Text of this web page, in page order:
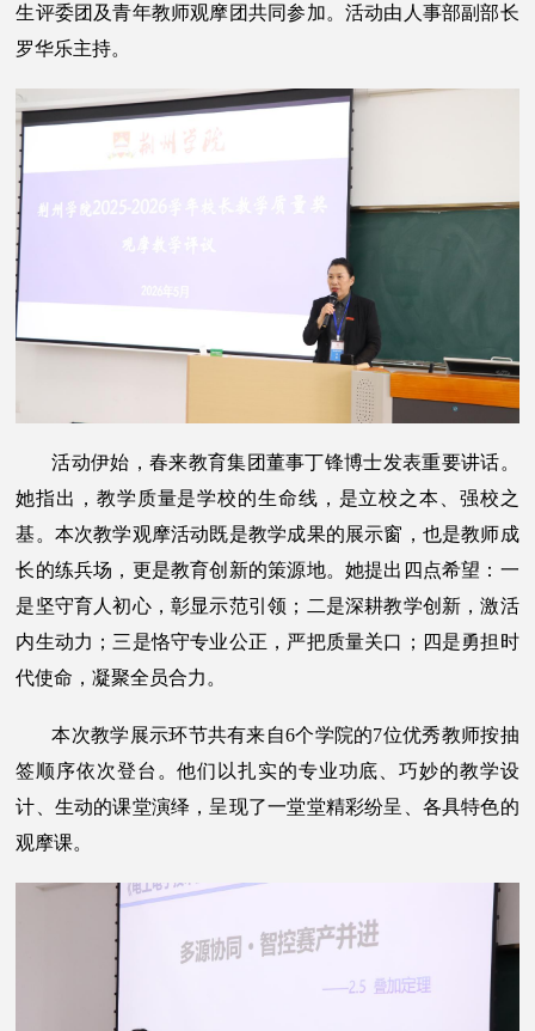
生评委团及青年教师观摩团共同参加。活动由人事部副部长
罗华乐主持。
活动伊始，春来教育集团董事丁锋博士发表重要讲话。
她指出，教学质量是学校的生命线，是立校之本、强校之
基。本次教学观摩活动既是教学成果的展示窗，也是教师成
长的练兵场，更是教育创新的策源地。她提出四点希望：一
是坚守育人初心，彰显示范引领；二是深耕教学创新，激活
内生动力；三是恪守专业公正，严把质量关口；四是勇担时
代使命，凝聚全员合力。
本次教学展示环节共有来自6个学院的7位优秀教师按抽
签顺序依次登台。他们以扎实的专业功底、巧妙的教学设
计、生动的课堂演绎，呈现了一堂堂精彩纷呈、各具特色的
观摩课。